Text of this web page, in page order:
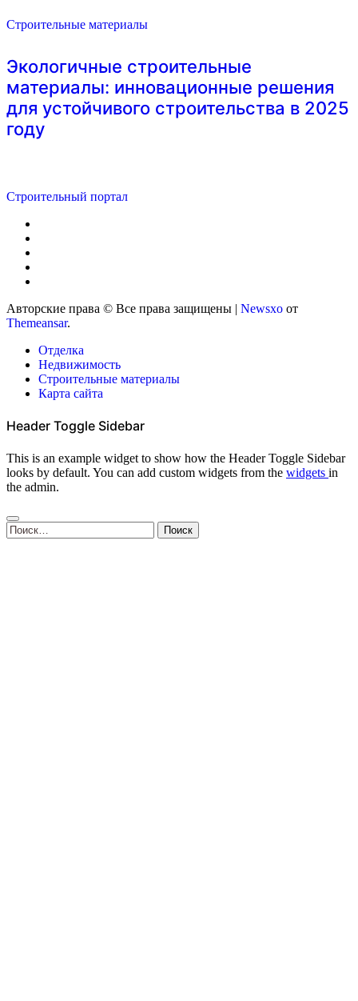
Строительные материалы
Экологичные строительные
материалы: инновационные решения
для устойчивого строительства в 2025
году
Строительный портал
Авторские права © Все права защищены | Newsxo от
Themeansar.
Отделка
Недвижимость
Строительные материалы
Карта сайта
Header Toggle Sidebar
This is an example widget to show how the Header Toggle Sidebar
looks by default. You can add custom widgets from the widgets in
the admin.
Найти: